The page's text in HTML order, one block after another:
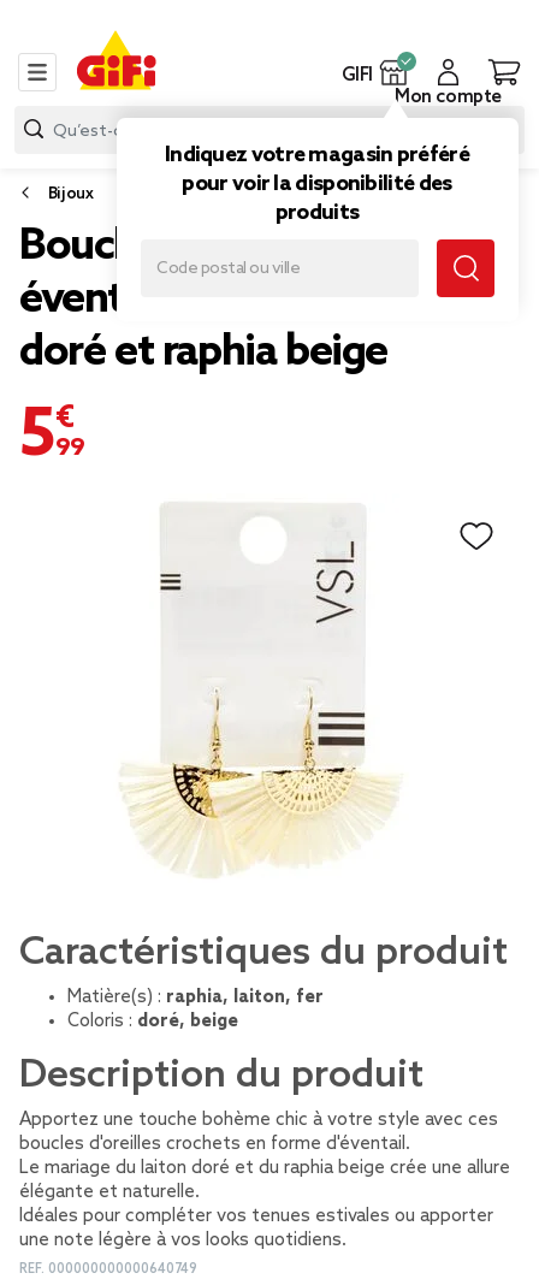
GIFI
Indiquez votre magasin préféré
pour voir la disponibilité des
produits
Mon compte
Bijoux
Boucles d'oreilles crochets
éventail pendant laiton
doré et raphia beige
5,99 €
Caractéristiques du produit
Matière(s) : raphia, laiton, fer
Coloris : doré, beige
Description du produit
Apportez une touche bohème chic à votre style avec ces
boucles d'oreilles crochets en forme d'éventail.
Le mariage du laiton doré et du raphia beige crée une allure
élégante et naturelle.
Idéales pour compléter vos tenues estivales ou apporter
une note légère à vos looks quotidiens.
REF. 000000000000640749